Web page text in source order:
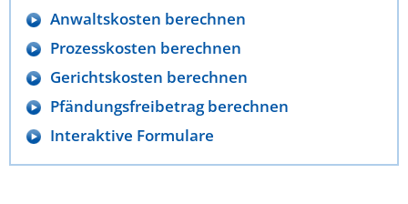
Anwaltskosten berechnen
Prozesskosten berechnen
Gerichtskosten berechnen
Pfändungsfreibetrag berechnen
Interaktive Formulare